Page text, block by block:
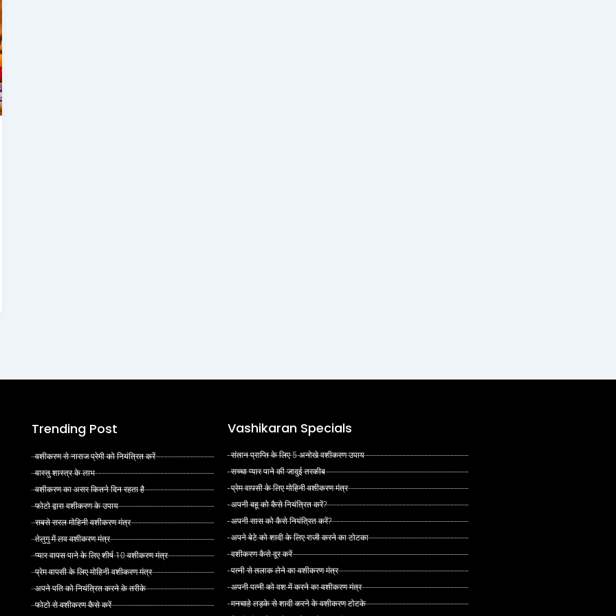
Trending Post
वशीकरण से नाराज प्रेमी को नियंत्रित करें
वास्तु शास्त्र के लाभ
वशीकरण का असर कितने दिन रहता है
फोटो द्वारा वशीकरण के उपाय
सबसे सरल मोहिनी वशीकरण मंत्र
तेलुगु में लव वशीकरण मंत्र
प्यार वापस पाने के लिए शीर्ष 10 वशीकरण मंत्र
प्रेम वापसी के लिए मोहिनी वशीकरण मंत्र
अपने पति को नियंत्रित करने के तरीके
फोटो से वशीकरण कैसे करें
Vashikaran Specials
संतान प्राप्ति के लिए 5 अनोखे वशीकरण उपाय
सच्चा प्यार पाने की जादुई तरकीब
प्रेम वापसी के लिए मोहिनी वशीकरण मंत्र
अपनी बहू को कैसे नियंत्रित करें?
अपनी सास को कैसे नियंत्रित करें?
अपने बेटे को शादी के लिए राजी करने का टोटका
वशीकरण कैसे दूर करें
पत्नी से तलाक लेने का वशीकरण मंत्र
अपनी पत्नी को वश में करने का वशीकरण मंत्र
मनचाहे लड़के से शादी करने के वशीकरण टोटके